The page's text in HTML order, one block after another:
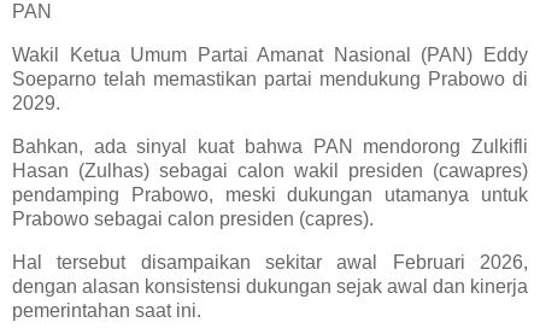
PAN
Wakil Ketua Umum Partai Amanat Nasional (PAN) Eddy
Soeparno telah memastikan partai mendukung Prabowo di
2029.
Bahkan, ada sinyal kuat bahwa PAN mendorong Zulkifli
Hasan (Zulhas) sebagai calon wakil presiden (cawapres)
pendamping Prabowo, meski dukungan utamanya untuk
Prabowo sebagai calon presiden (capres).
Hal tersebut disampaikan sekitar awal Februari 2026,
dengan alasan konsistensi dukungan sejak awal dan kinerja
pemerintahan saat ini.